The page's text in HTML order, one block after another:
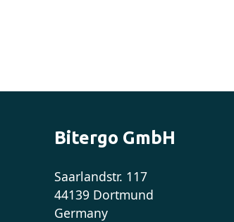
Bitergo GmbH
Saarlandstr. 117
44139 Dortmund
Germany